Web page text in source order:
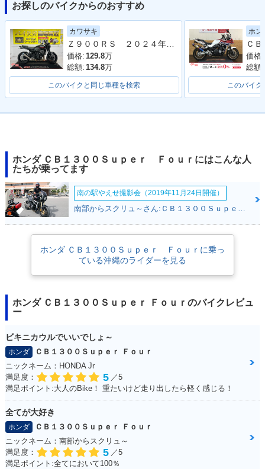
2023年 CB1300 SU
PER FOUR・カラー
チェンジ
2023年 CB1300 SU
PER FOUR SP 30t
h Anniversary・特
別・限定仕様
2023年 CB1300 SU
PER FOUR SP・カ
ラーチェンジ
2021年 CB1300 SU
PER FOUR SP・マ
イナーチェンジ
PER FOUR・マイナ
2020年 CB1300 SU
PER FOUR SP・カ
2019年 CB1300 SU
2019年 CB1300 SU
2018年 CB1300 SU
2016年 CB1300 SU
PER FOUR E Pack
age Special Editio
n
2016年 CB1300 SU
PER FOUR E Pack
age・追加
お探しのバイクからのおすすめ
カワサキ
Ｚ９００ＲＳ ２０２４年モデル 社外フルエキマフラー フェンダーレス ラジエーターカバー タンデムバー シート カスタム多数
価格: 129.8万
総額: 134.8万
このバイクと同じ車種を検索
ホン
価格:
総額:
このバイク
ホンダ ＣＢ１３００Ｓｕｐｅｒ Ｆｏｕｒにはこんな人
たちが乗ってます
南の駅やえせ撮影会（2019年11月24日開催）
ホンダ ＣＢ１３００Ｓｕｐｅｒ Ｆｏｕｒに乗っ
ている沖縄のライダーを見る
ホンダ ＣＢ１３００Ｓｕｐｅｒ Ｆｏｕｒのバイクレビュ
ー
ビキニカウルでいいでしょ～
ホンダ
ＣＢ１３００Ｓｕｐｅｒ Ｆｏｕｒ
ニックネーム：HONDA Jr
満足度：
5 ／5
満足ポイント:大人のBike！ 重たいけど走り出したら軽く感じる！
全てが大好き
ホンダ
ＣＢ１３００Ｓｕｐｅｒ Ｆｏｕｒ
ニックネーム：南部からスクリュ～
満足度：
5 ／5
満足ポイント:全てにおいて100％